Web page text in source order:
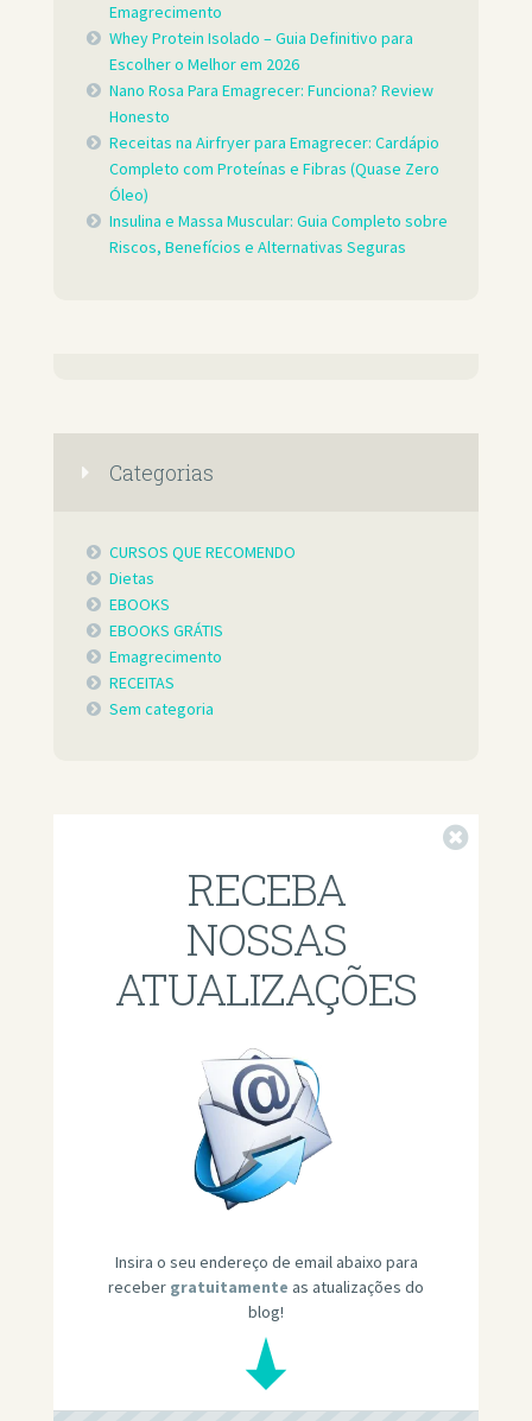
Emagrecimento
Whey Protein Isolado – Guia Definitivo para
Escolher o Melhor em 2026
Nano Rosa Para Emagrecer: Funciona? Review
Honesto
Receitas na Airfryer para Emagrecer: Cardápio
Completo com Proteínas e Fibras (Quase Zero
Óleo)
Insulina e Massa Muscular: Guia Completo sobre
Riscos, Benefícios e Alternativas Seguras
Categorias
CURSOS QUE RECOMENDO
Dietas
EBOOKS
EBOOKS GRÁTIS
Emagrecimento
RECEITAS
Sem categoria
RECEBA
NOSSAS
ATUALIZAÇÕES
Insira o seu endereço de email abaixo para
receber gratuitamente as atualizações do
blog!